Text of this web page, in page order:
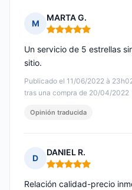
M
MARTA G.
Nota: 5 de 5
Publicado el 11/06/2022 à
tras una compra de 20/04/2022
Un servicio de 5 estrellas
sitio.
Opinión traducida
D
DANIEL R.
Nota: 5 de 5
Relación calidad-precio